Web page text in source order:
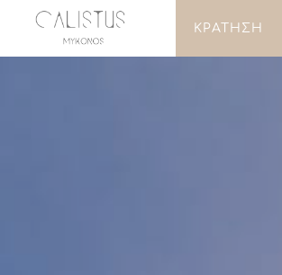
ΚΡΑΤΗΣΗ